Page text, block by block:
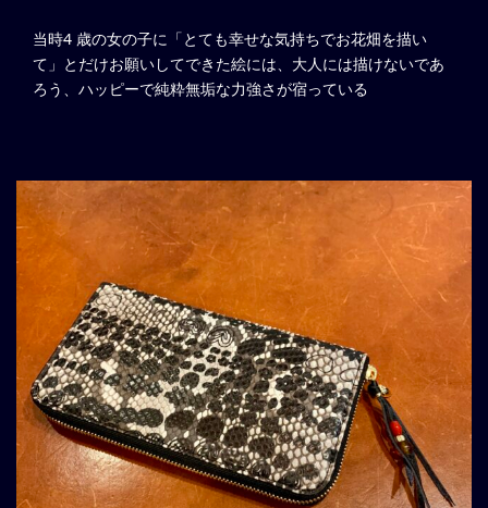
当時4 歳の女の子に「とても幸せな気持ちでお花畑を描い
て」とだけお願いしてできた絵には、大人には描けないであ
ろう、ハッピーで純粋無垢な力強さが宿っている